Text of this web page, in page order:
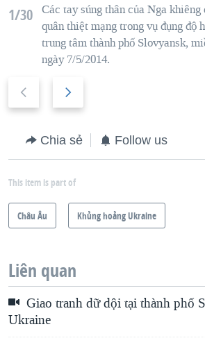
1/30 Các tay súngthâncủa Ngakhiêng
quân thiệt mạng trong vụ đụng độ
trung tâm thành phố Slovyansk, mi
ngày 7/5/2014.
r
o
s
l
i
d
e
t
l
d
Chia sẻ Follow us
This item is part of
Châu Âu Khủng hoảng Ukraine
Liên quan
Giao tranh dữ dội tại thành phố
Ukraine